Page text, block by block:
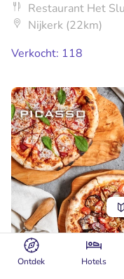
Ontdek Hotels
Restaurant Het
Nijkerk (22km)
Verkocht: 118